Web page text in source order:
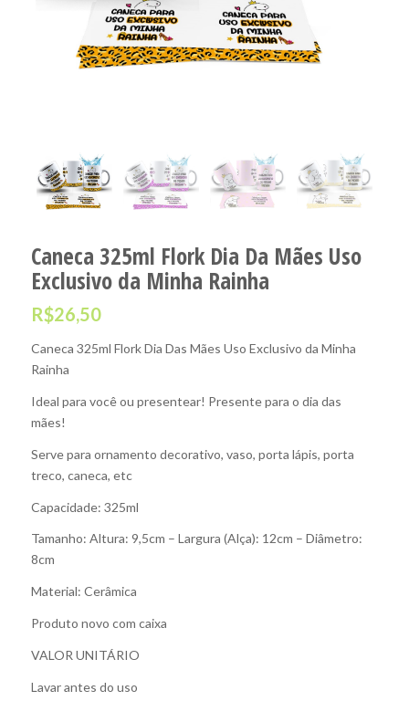
Caneca 325ml Flork Dia Da Mães Uso
Exclusivo da Minha Rainha
R$26,50
Caneca 325ml Flork Dia Das Mães Uso Exclusivo da Minha
Rainha
Ideal para você ou presentear! Presente para o dia das
mães!
Serve para ornamento decorativo, vaso, porta lápis, porta
treco, caneca, etc
Capacidade: 325ml
Tamanho: Altura: 9,5cm – Largura (Alça): 12cm – Diâmetro:
8cm
Material: Cerâmica
Produto novo com caixa
VALOR UNITÁRIO
Lavar antes do uso